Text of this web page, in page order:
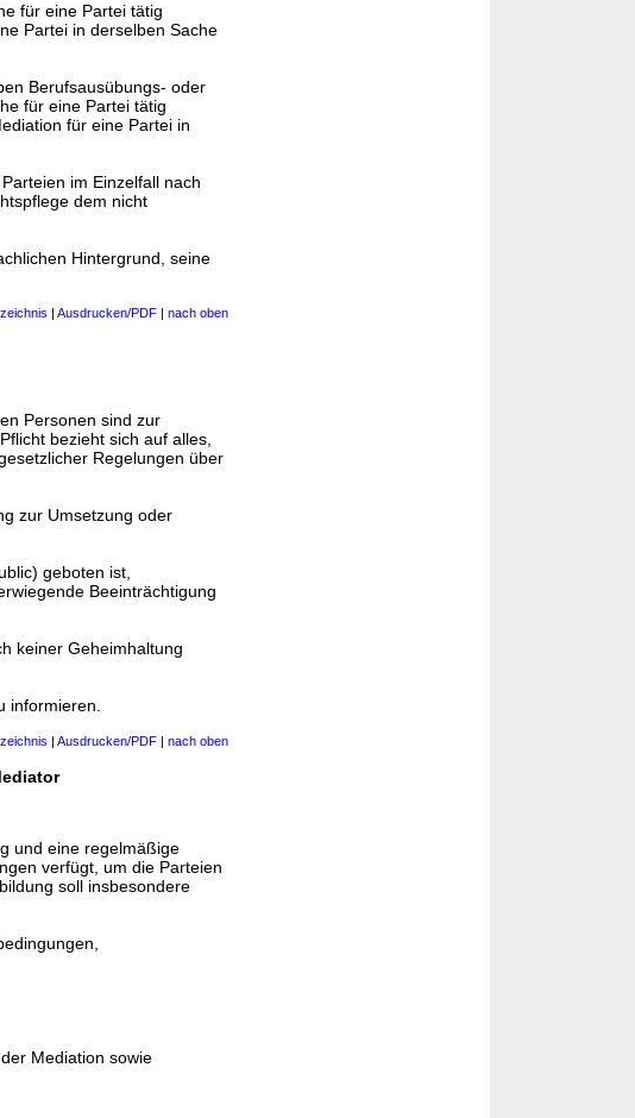
für eine Partei tätig
Partei in derselben Sache
Berufsausübungs- oder
für eine Partei tätig
für eine Partei in
im Einzelfall nach
dem nicht
Hintergrund, seine
| Ausdrucken/PDF | nach oben
Personen sind zur
bezieht sich auf alles,
Regelungen über
zur Umsetzung oder
geboten ist,
Beeinträchtigung
keiner Geheimhaltung
informieren.
| Ausdrucken/PDF | nach oben
und eine regelmäßige
verfügt, um die Parteien
soll insbesondere
Mediation sowie